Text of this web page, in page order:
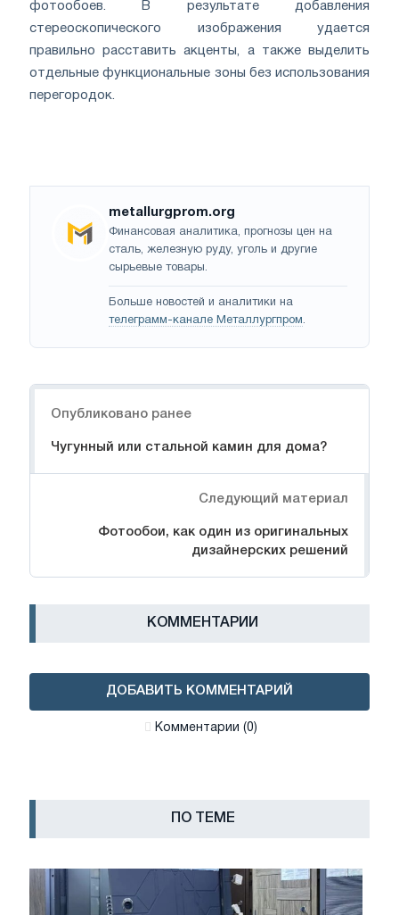
фотообоев. В результате добавления
стереоскопического изображения удается
правильно расставить акценты, а также выделить
отдельные функциональные зоны без использования
перегородок.
metallurgprom.org
Финансовая аналитика, прогнозы цен на
сталь, железную руду, уголь и другие
сырьевые товары.
Больше новостей и аналитики на
телеграмм-канале Металлургпром.
Опубликовано ранее
Чугунный или стальной камин для дома?
Следующий материал
Фотообои, как один из оригинальных
дизайнерских решений
КОММЕНТАРИИ
ДОБАВИТЬ КОММЕНТАРИЙ
Комментарии (0)
ПО ТЕМЕ